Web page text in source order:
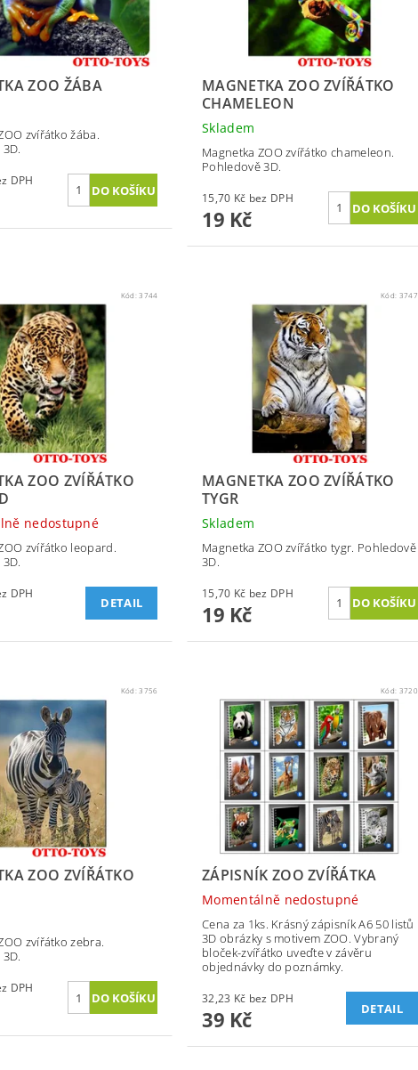
ZOO ŽÁBA
zvířátko žába.
Kč bez DPH
MAGNETKA ZOO ZVÍŘÁTKO
CHAMELEON
Skladem
Magnetka ZOO zvířátko chameleon.
Pohledově 3D.
15,70 Kč bez DPH
19 Kč
Kód:3744
ZOO ZVÍŘÁTKO
nedostupné
zvířátko leopard.
Kč bez DPH
DETAIL
Kód: 3747
MAGNETKA ZOO ZVÍŘÁTKO
TYGR
Skladem
Magnetka ZOO zvířátko tygr. Pohledově
3D.
15,70 Kč bez DPH
19 Kč
Kód:3756
ZOO ZVÍŘÁTKO
zvířátko zebra.
Kč bez DPH
Kód: 3720
ZÁPISNÍK ZOO ZVÍŘÁTKA
Momentálně nedostupné
Cena za 1ks. Krásný zápisník A6 50 listů
3D obrázky s motivem ZOO. Vybraný
bloček-zvířátko uveďte v závěru
objednávky do poznámky.
32,23 Kč bez DPH
39 Kč DETAIL